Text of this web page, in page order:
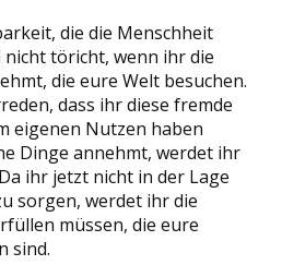
die die Menschheit
nicht töricht, wenn ihr die
die eure Welt besuchen.
dass ihr diese fremde
eigenen Nutzen haben
Dinge annehmt, werdet ihr
ihr jetzt nicht in der Lage
sorgen, werdet ihr die
müssen, die eure
sind.